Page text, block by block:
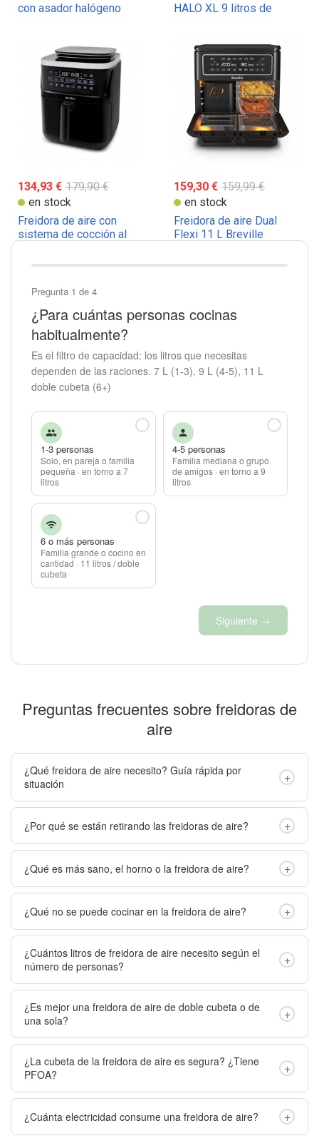
con asador halógeno
HALO XL 9 litros de
134,93 € 179,90 €
en stock
Freidora de aire con
sistema de cocción al
Capacidad 7 litros
159,30 € 159,99 €
en stock
Freidora de aire Dual
Flexi 11 L Breville
Pregunta 1 de 4
¿Para cuántas personas cocinas
habitualmente?
Es el filtro de capacidad: los litros que necesitas
dependen de las raciones. 7 L (1-3), 9 L (4-5), 11 L
doble cubeta (6+)
1-3 personas
Solo, en pareja o familia
pequeña · en torno a 7
litros
4-5 personas
Familia mediana o grupo
de amigos · en torno a 9
litros
6 o más personas
Familia grande o cocino en
cantidad · 11 litros / doble
cubeta
Siguiente →
Preguntas frecuentes sobre freidoras de
aire
¿Qué freidora de aire necesito? Guía rápida por
situación
+
¿Por qué se están retirando las freidoras de aire? +
¿Qué es más sano, el horno o la freidora de aire? +
¿Qué no se puede cocinar en la freidora de aire? +
¿Cuántos litros de freidora de aire necesito según el
número de personas?
+
¿Es mejor una freidora de aire de doble cubeta o de
una sola?
+
¿La cubeta de la freidora de aire es segura? ¿Tiene
PFOA?
+
¿Cuánta electricidad consume una freidora de aire? +